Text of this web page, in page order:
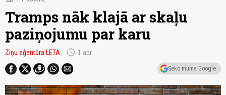
Tramps nāk klajā ar skaļu
paziņojumu par karu
Ziņu aģentūra LETA schedule 1.apr
Seko mums Google